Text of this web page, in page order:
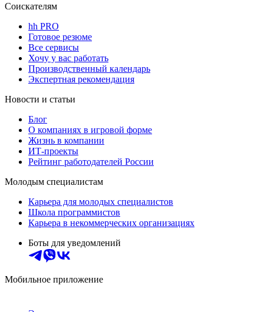
Соискателям
hh PRO
Готовое резюме
Все сервисы
Хочу у вас работать
Производственный календарь
Экспертная рекомендация
Новости и статьи
Блог
О компаниях в игровой форме
Жизнь в компании
ИТ-проекты
Рейтинг работодателей России
Молодым специалистам
Карьера для молодых специалистов
Школа программистов
Карьера в некоммерческих организациях
Боты для уведомлений
Мобильное приложение